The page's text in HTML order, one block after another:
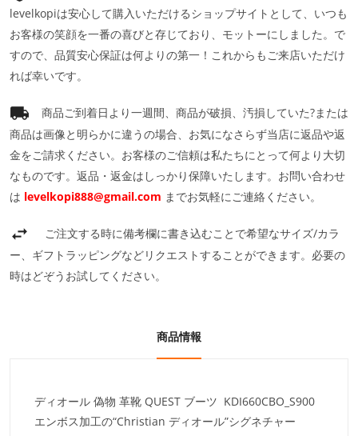
levelkopiは安心して購入いただけるショップサイトとして、いつも
お客様の笑顔を一番の喜びと存じており、モットーにしました。で
すので、品質安心保証は何よりの第一！これからもご来店いただけ
れば幸いです。
商品ご到着日より一週間、商品が破損、汚損していた?または
商品は画像と明らかに違うの場合、お気になさらず当店に返品や返
金をご請求ください。お客様のご信頼は私たちにとって何より大切
なものです。返品・返金はしっかり保障いたします。お問い合わせ
は levelkopi888@gmail.com までお気軽にご連絡ください。
ご注文する時に備考欄に書き込むことで希望なサイズ/カラ
ー、ギフトラッピングなどリクエストすることができます。必要の
時はどぞうお試してください。
商品情報
ディオール 偽物 革靴 QUEST ブーツ KDI660CBO_S900
エンボス加工の“Christian ディオール”シグネチャー